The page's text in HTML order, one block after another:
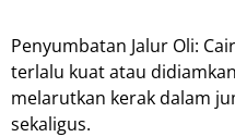
Penyumbatan Jalur Oli:
terlalu kuat atau
melarutkan kerak dalam
sekaligus.